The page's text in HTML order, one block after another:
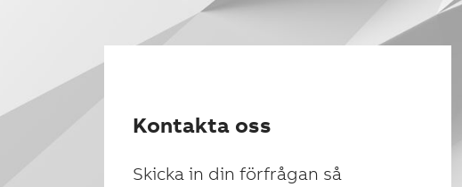
Kontakta oss
Skicka in din förfrågan så